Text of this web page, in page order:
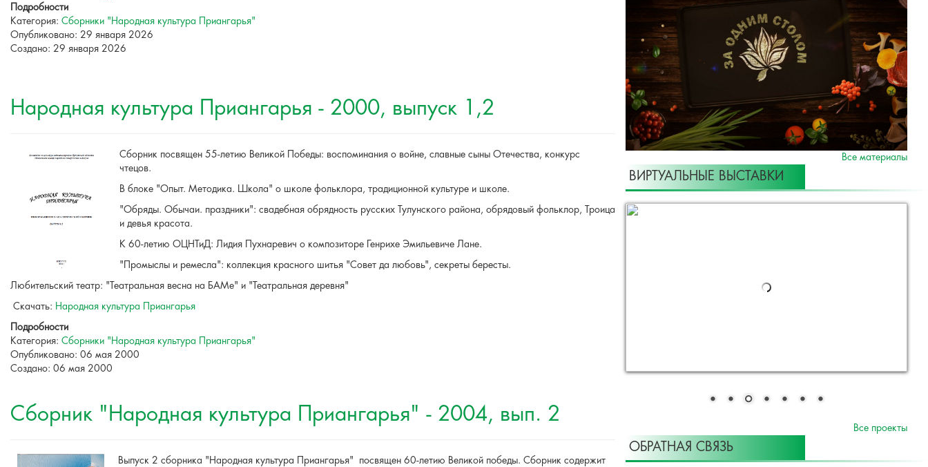
Подробности
Категория: Сборники "Народная культура Приангарья"
Опубликовано: 29 января 2026
Создано: 29 января 2026
Народная культура Приангарья - 2000, выпуск 1,2
Сборник посвящен 55-летию Великой Победы: воспоминания о войне, славные сыны Отечества, конкурс
чтецов.
В блоке "Опыт. Методика. Школа" о школе фольклора, традиционной культуре и школе.
"Обряды. Обычаи. праздники": свадебная обрядность русских Тулунского района, обрядовый фольклор, Троица
и девья красота.
К 60-летию ОЦНТиД: Лидия Пухнаревич о композиторе Генрихе Эмильевиче Лане.
"Промыслы и ремесла": коллекция красного шитья "Совет да любовь", секреты бересты.
Любительский театр: "Театральная весна на БАМе" и "Театральная деревня"
Скачать: Народная культура Приангарья
Подробности
Категория: Сборники "Народная культура Приангарья"
Опубликовано: 06 мая 2000
Создано: 06 мая 2000
Сборник "Народная культура Приангарья" - 2004, вып. 2
Выпуск 2 сборника "Народная культура Приангарья" посвящен 60-летию Великой победы. Сборник содержит
Все материалы
ВИРТУАЛЬНЫЕ ВЫСТАВКИ
Все проекты
ОБРАТНАЯ СВЯЗЬ